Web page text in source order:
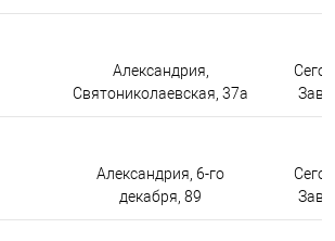
Александрия,
Святониколаевская, 37а
Александрия, 6-го
декабря, 89